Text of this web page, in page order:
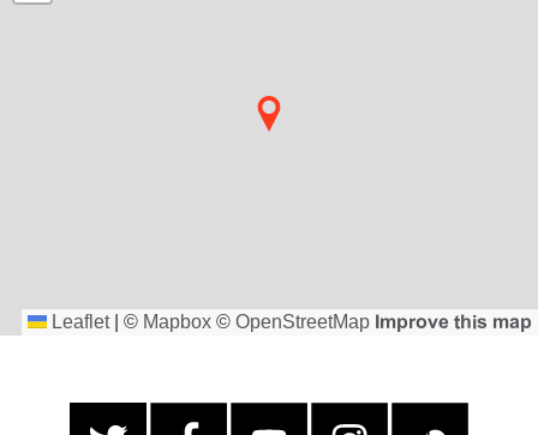
Leaflet © Mapbox © OpenStreetMap Improve this map